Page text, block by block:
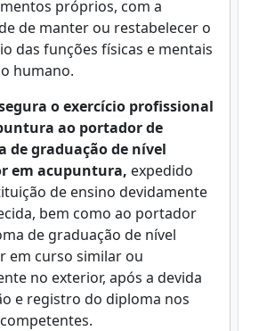
próprios, com a
de manter ou restabelecer o
das funções físicas e mentais
humano.
o exercício profissional
ao portador de
de graduação de nível
em acupuntura, expedido
de ensino devidamente
bem como ao portador
de graduação de nível
em curso similar ou
no exterior, após a devida
e registro do diploma nos